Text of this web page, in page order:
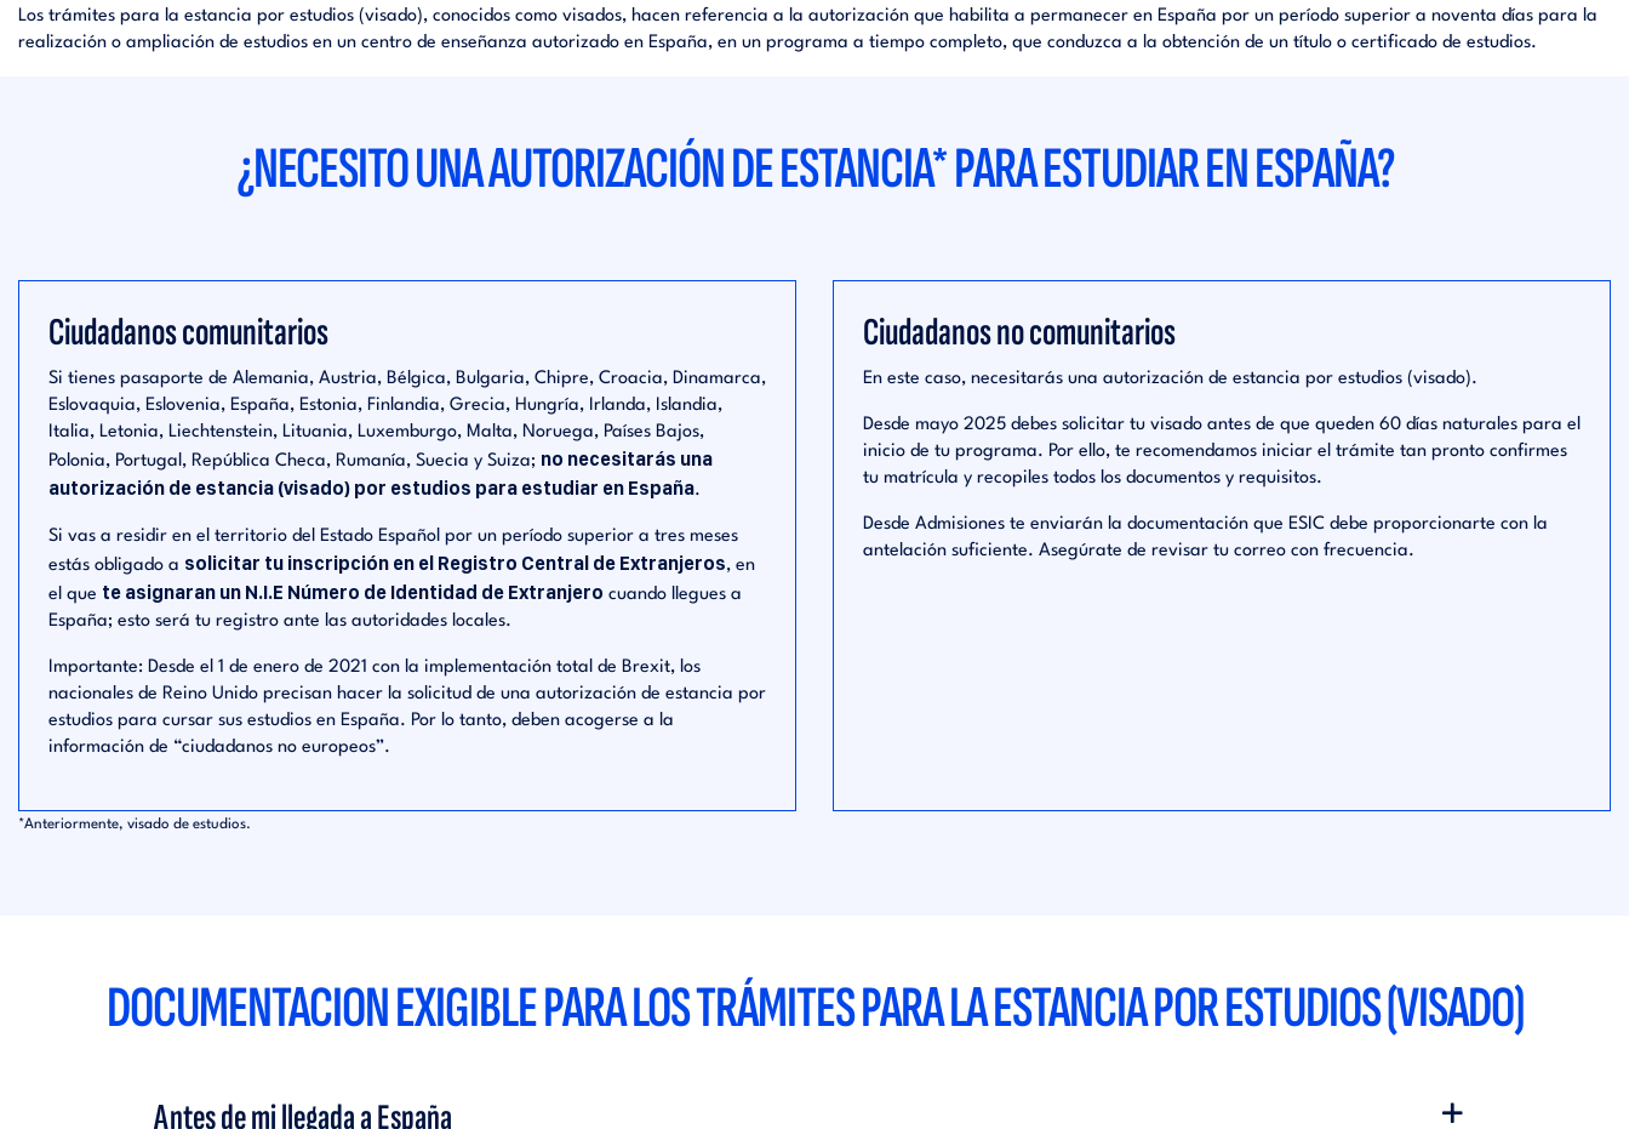
Los trámites para la estancia por estudios (visado), conocidos como visados, hacen referencia a la autorización que habilita a permanecer en España por un período superior a noventa días para la
realización o ampliación de estudios en un centro de enseñanza autorizado en España, en un programa a tiempo completo, que conduzca a la obtención de un título o certificado de estudios.
¿NECESITO UNA AUTORIZACIÓN DE ESTANCIA* PARA ESTUDIAR EN ESPAÑA?
Ciudadanos comunitarios
Si tienes pasaporte de Alemania, Austria, Bélgica, Bulgaria, Chipre, Croacia, Dinamarca,
Eslovaquia, Eslovenia, España, Estonia, Finlandia, Grecia, Hungría, Irlanda, Islandia,
Italia, Letonia, Liechtenstein, Lituania, Luxemburgo, Malta, Noruega, Países Bajos,
Polonia, Portugal, República Checa, Rumanía, Suecia y Suiza; no necesitarás una
autorización de estancia (visado) por estudios para estudiar en España.
Si vas a residir en el territorio del Estado Español por un período superior a tres meses
estás obligado a solicitar tu inscripción en el Registro Central de Extranjeros, en
el que te asignaran un N.I.E Número de Identidad de Extranjero cuando llegues a
España; esto será tu registro ante las autoridades locales.
Importante: Desde el 1 de enero de 2021 con la implementación total de Brexit, los
nacionales de Reino Unido precisan hacer la solicitud de una autorización de estancia por
estudios para cursar sus estudios en España. Por lo tanto, deben acogerse a la
información de “ciudadanos no europeos”.
Ciudadanos no comunitarios
En este caso, necesitarás una autorización de estancia por estudios (visado).
Desde mayo 2025 debes solicitar tu visado antes de que queden 60 días naturales para el
inicio de tu programa. Por ello, te recomendamos iniciar el trámite tan pronto confirmes
tu matrícula y recopiles todos los documentos y requisitos.
Desde Admisiones te enviarán la documentación que ESIC debe proporcionarte con la
antelación suficiente. Asegúrate de revisar tu correo con frecuencia.
*Anteriormente, visado de estudios.
DOCUMENTACION EXIGIBLE PARA LOS TRÁMITES PARA LA ESTANCIA POR ESTUDIOS (VISADO)
Antes de mi llegada a España